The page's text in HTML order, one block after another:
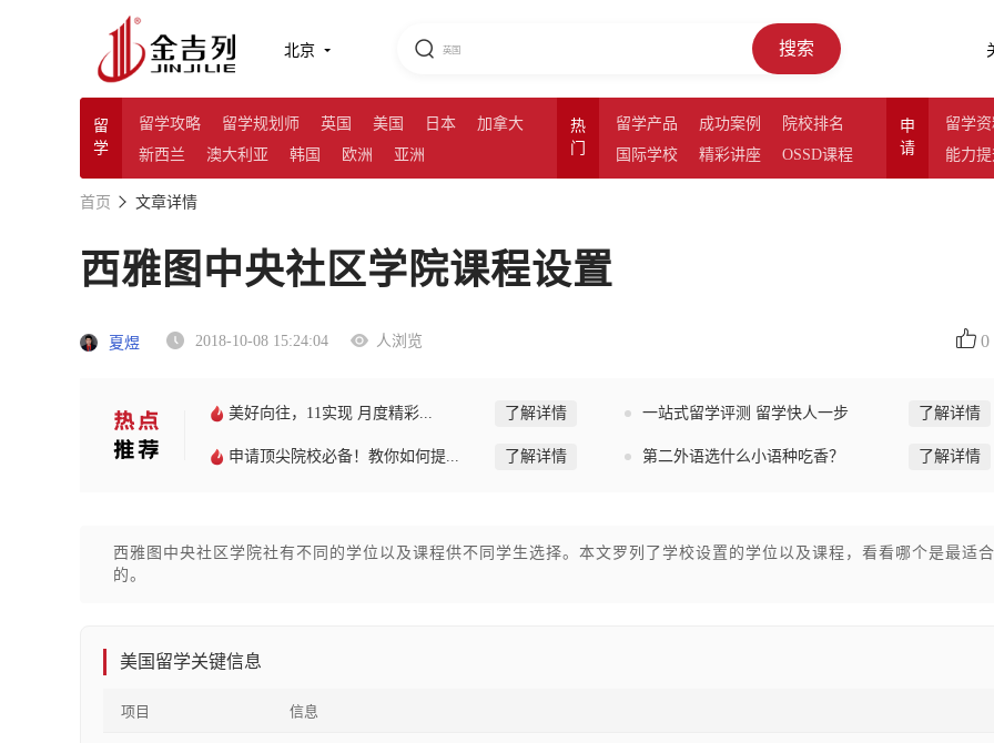
北京 搜索
留
学
留学攻略 留学规划师 英国 美国 日本
加拿大
新西兰
澳大利亚 韩国 欧洲 亚洲
热
门
留学产品 成功案例
院校排名
国际学校
精彩讲座 OSSD课程
申
请
留学
能力
首页 文章详情
西雅图中央社区学院课程设置
夏煜 2018-10-08 15:24:04 人浏览 0
美好向往，11实现 月度精彩... 了解详情 一站式留学评测 留学快人一步 了解详情
申请顶尖院校必备！教你如何提... 了解详情 第二外语选什么小语种吃香？ 了解详情
西雅图中央社区学院社有不同的学位以及课程供不同学生选择。本文罗列了学校设置的学位以及课程，看看哪个是最适
的。
美国留学关键信息
项目 信息